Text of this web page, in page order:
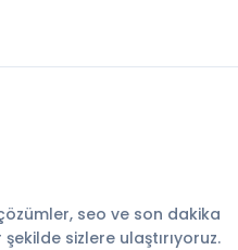
seo ve son dakika
sizlere ulaştırıyoruz.